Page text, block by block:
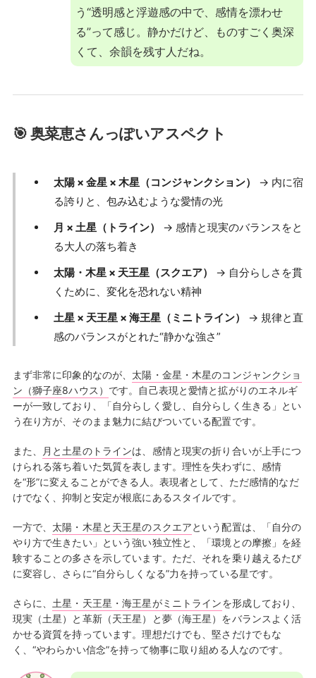
う“透明感と浮遊感の中で、感情を漂わせ
る”って感じ。静かだけど、ものすごく奥深
くて、余韻を残す人だね。
🎯 奥菜恵さんっぽいアスペクト
太陽 × 金星 × 木星（コンジャンクション）
→ 内に宿
る誇りと、包み込むような愛情の光
月 × 土星（トライン）
→ 感情と現実のバランスをと
る大人の落ち着き
太陽・木星 × 天王星（スクエア）
→ 自分らしさを貫
くために、変化を恐れない精神
土星 × 天王星 × 海王星（ミニトライン）
→ 規律と直
感のバランスがとれた“静かな強さ”
まず非常に印象的なのが、 太陽・金星・木星のコンジャンクショ
ン（獅子座8ハウス） です。自己表現と愛情と拡がりのエネルギ
ーが一致しており、「自分らしく愛し、自分らしく生きる」とい
う在り方が、そのまま魅力に結びついている配置です。
また、 月と土星のトラインは、感情と現実の折り合いが上手につ
けられる落ち着いた気質を表します。理性を失わずに、感情
を“形”に変えることができる人。表現者として、ただ感情的なだ
けでなく、抑制と安定が根底にあるスタイルです。
一方で、 太陽・木星と天王星のスクエアという配置は、「自分の
やり方で生きたい」という強い独立性と、「環境との摩擦」を経
験することの多さを示しています。ただ、それを乗り越えるたび
に変容し、さらに“自分らしくなる”力を持っている星です。
さらに、 土星・天王星・海王星がミニトラインを形成しており、
現実（土星）と革新（天王星）と夢（海王星）をバランスよく活
かせる資質を持っています。理想だけでも、堅さだけでもな
く、“やわらかい信念”を持って物事に取り組める人なのです。